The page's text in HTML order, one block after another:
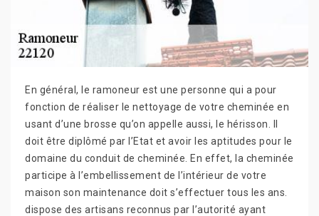
En général, le ramoneur est une personne qui a pour
fonction de réaliser le nettoyage de votre cheminée en
usant d’une brosse qu’on appelle aussi, le hérisson. Il
doit être diplômé par l’Etat et avoir les aptitudes pour le
domaine du conduit de cheminée. En effet, la cheminée
participe à l’embellissement de l’intérieur de votre
maison son maintenance doit s’effectuer tous les ans.
dispose des artisans reconnus par l’autorité ayant